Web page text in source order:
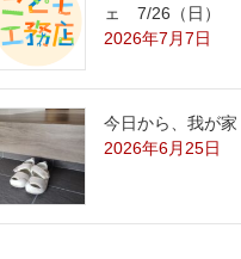
ェ 7/26（日）
2026年7月7日
今日から、我が家
2026年6月25日